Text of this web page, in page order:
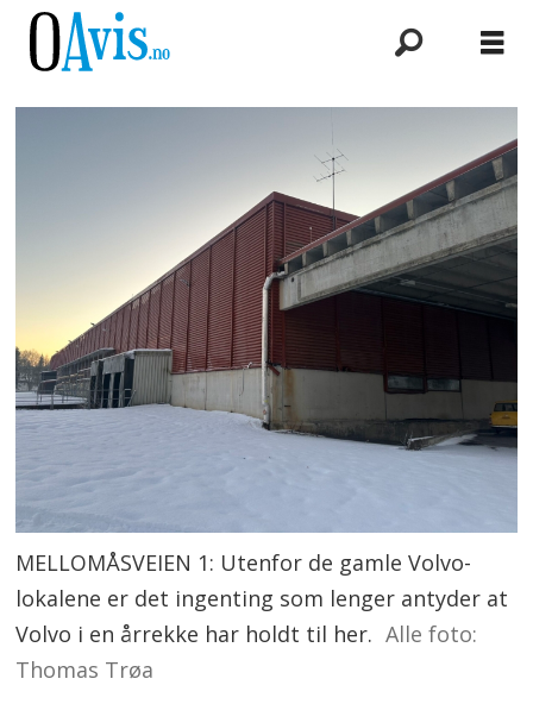
MELLOMÅSVEIEN 1: Utenfor de gamle Volvo-
lokalene er det ingenting som lenger antyder at
Volvo i en årrekke har holdt til her. Alle foto:
Thomas Trøa